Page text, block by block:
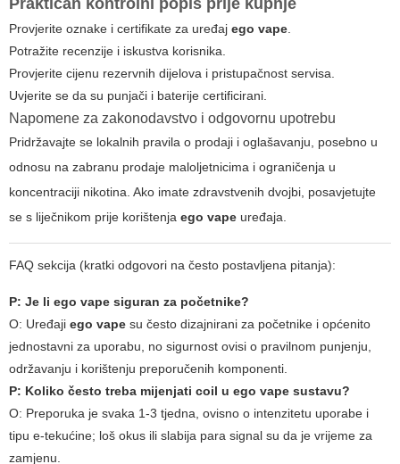
Praktičan kontrolni popis prije kupnje
Provjerite oznake i certifikate za uređaj ego vape.
Potražite recenzije i iskustva korisnika.
Provjerite cijenu rezervnih dijelova i pristupačnost servisa.
Uvjerite se da su punjači i baterije certificirani.
Napomene za zakonodavstvo i odgovornu upotrebu
Pridržavajte se lokalnih pravila o prodaji i oglašavanju, posebno u
odnosu na zabranu prodaje maloljetnicima i ograničenja u
koncentraciji nikotina. Ako imate zdravstvenih dvojbi, posavjetujte
se s liječnikom prije korištenja ego vape uređaja.
FAQ sekcija (kratki odgovori na često postavljena pitanja):
P: Je li ego vape siguran za početnike?
O: Uređaji ego vape su često dizajnirani za početnike i općenito
jednostavni za uporabu, no sigurnost ovisi o pravilnom punjenju,
održavanju i korištenju preporučenih komponenti.
P: Koliko često treba mijenjati coil u ego vape sustavu?
O: Preporuka je svaka 1-3 tjedna, ovisno o intenzitetu uporabe i
tipu e-tekućine; loš okus ili slabija para signal su da je vrijeme za
zamjenu.